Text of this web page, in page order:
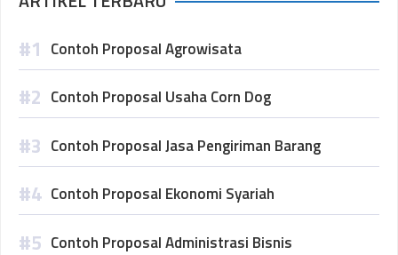
Contoh Proposal Agrowisata
Contoh Proposal Usaha Corn Dog
Contoh Proposal Jasa Pengiriman Barang
Contoh Proposal Ekonomi Syariah
Contoh Proposal Administrasi Bisnis